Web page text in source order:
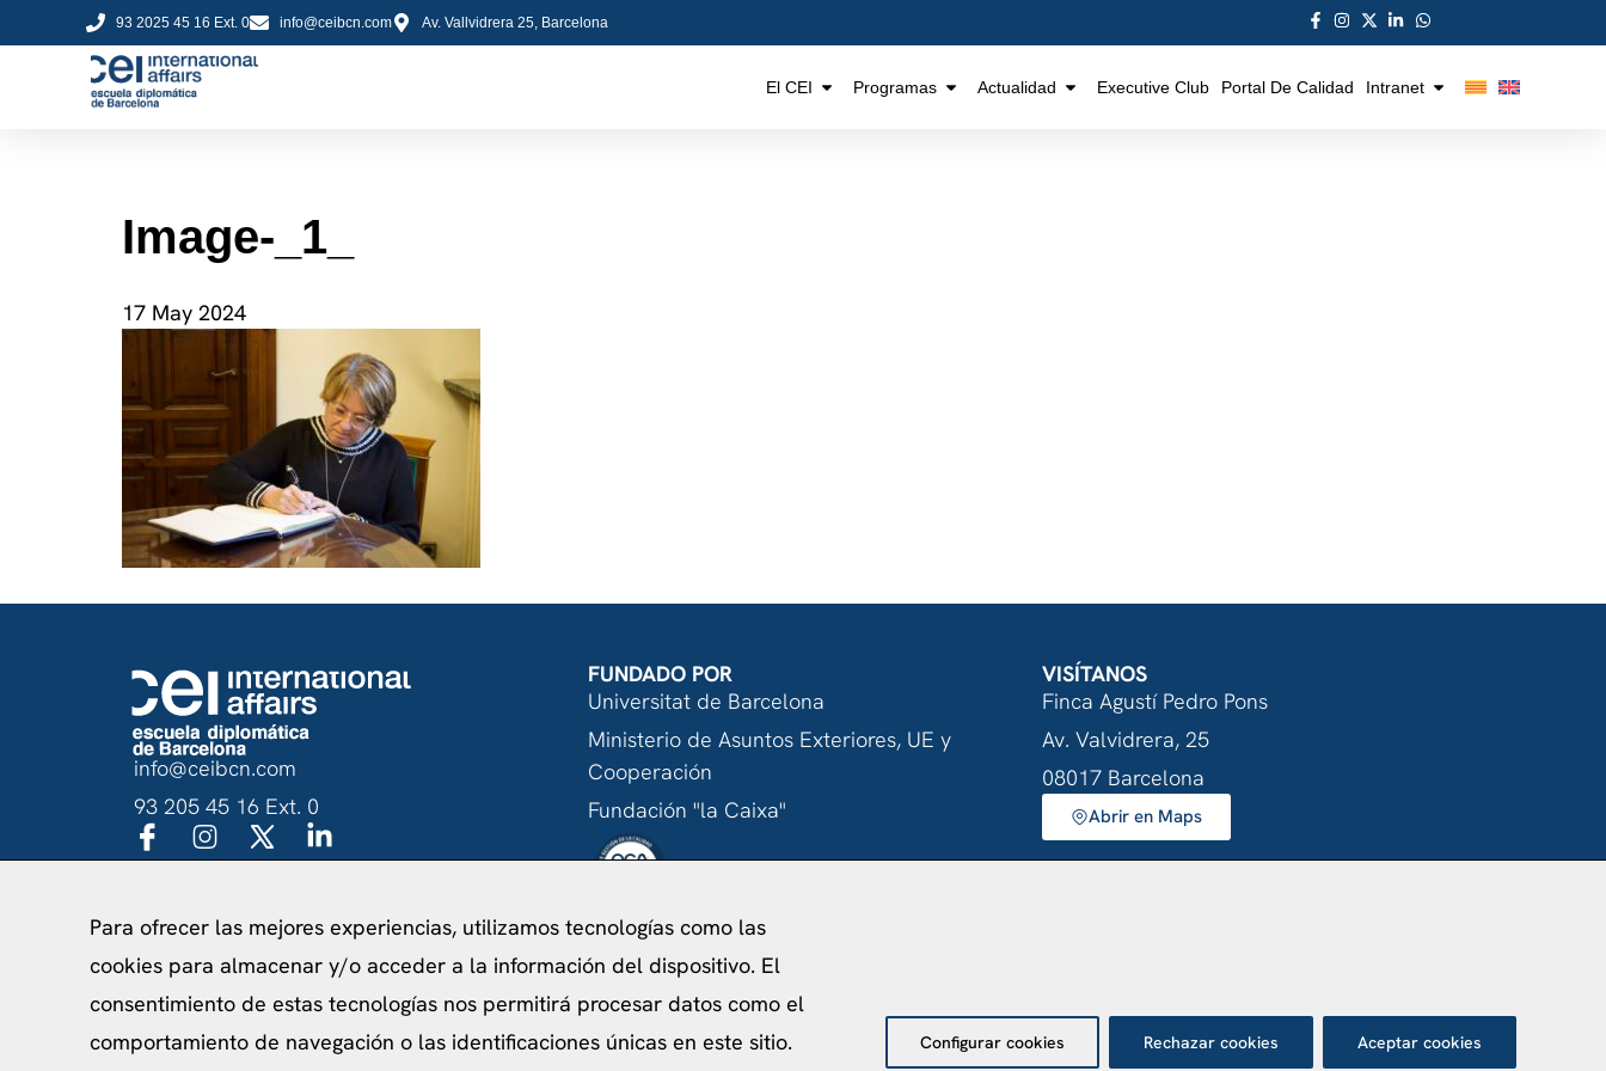
93 2025 45 16 Ext. 0 info@ceibcn.com Av. Vallvidrera 25, Barcelona
El CEI Programas Actualidad Executive Club Portal De Calidad Intranet
Image-_1_
17 May 2024
info@ceibcn.com
93 205 45 16 Ext. 0
FUNDADO POR
Universitat de Barcelona
Ministerio de Asuntos Exteriores, UE y
Cooperación
Fundación "la Caixa"
VISÍTANOS
Finca Agustí Pedro Pons
Av. Valvidrera, 25
08017 Barcelona
Abrir en Maps
©2026 Centro de Estudios Internacionales
Para ofrecer las mejores experiencias, utilizamos tecnologías como las
cookies para almacenar y/o acceder a la información del dispositivo. El
consentimiento de estas tecnologías nos permitirá procesar datos como el
comportamiento de navegación o las identificaciones únicas en este sitio.
Configurar cookies Rechazar cookies Aceptar cookies